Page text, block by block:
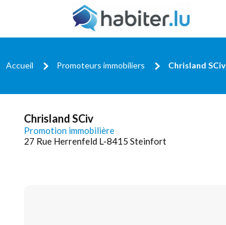
Accueil Promoteurs immobiliers Chrisland SCiv
Chrisland SCiv
Promotion immobilière
27 Rue Herrenfeld L-8415 Steinfort